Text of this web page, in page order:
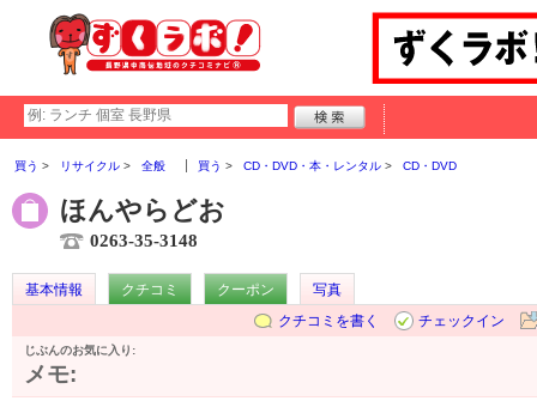
買う リサイクル 全般 買う CD・DVD・本・レンタル CD・DVD
ほんやらどお
0263-35-3148
基本情報 クチコミ クーポン
写真
クチコミを書く
チェックイン
じぶんのお気に入り:
メモ: